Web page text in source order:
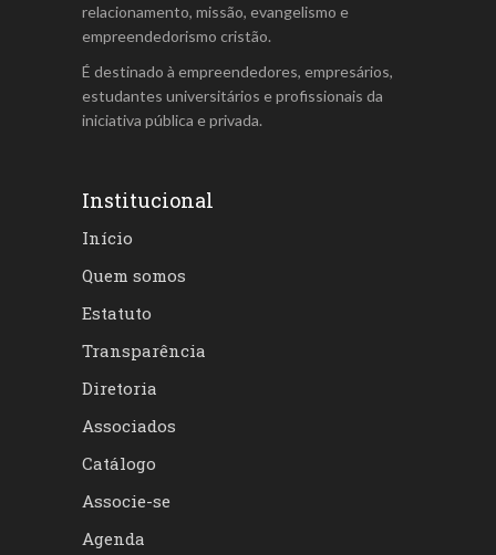
relacionamento, missão, evangelismo e
empreendedorismo cristão.
É destinado à empreendedores, empresários,
estudantes universitários e profissionais da
iniciativa pública e privada.
Institucional
Início
Quem somos
Estatuto
Transparência
Diretoria
Associados
Catálogo
Associe-se
Agenda